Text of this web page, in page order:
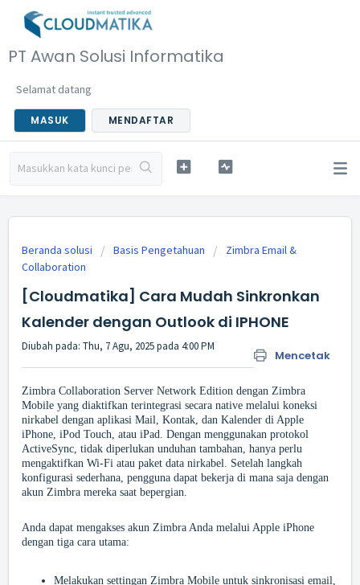
PT Awan Solusi Informatika
Selamat datang
MASUK MENDAFTAR
Beranda solusi Basis Pengetahuan
Zimbra Email &
Collaboration
[Cloudmatika] Cara Mudah Sinkronkan
Kalender dengan Outlook di IPHONE
Mencetak
Diubah pada: Thu, 7 Agu, 2025 pada 4:00 PM
Zimbra Collaboration Server Network Edition dengan Zimbra
Mobile yang diaktifkan terintegrasi secara native melalui koneksi
nirkabel dengan aplikasi Mail, Kontak, dan Kalender di Apple
iPhone, iPod Touch, atau iPad. Dengan menggunakan protokol
ActiveSync, tidak diperlukan unduhan tambahan, hanya perlu
mengaktifkan Wi-Fi atau paket data nirkabel. Setelah langkah
konfigurasi sederhana, pengguna dapat bekerja di mana saja dengan
akun Zimbra mereka saat bepergian.
Anda dapat mengakses akun Zimbra Anda melalui Apple iPhone
dengan tiga cara utama:
Melakukan settingan Zimbra Mobile untuk sinkronisasi email,